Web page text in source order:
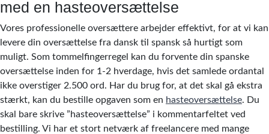
med en hasteoversættelse
Vores professionelle oversættere arbejder effektivt, for at vi kan
levere din oversættelse fra dansk til spansk så hurtigt som
muligt. Som tommelfingerregel kan du forvente din spanske
oversættelse inden for 1-2 hverdage, hvis det samlede ordantal
ikke overstiger 2.500 ord. Har du brug for, at det skal gå ekstra
stærkt, kan du bestille opgaven som en hasteoversættelse. Du
skal bare skrive ”hasteoversættelse” i kommentarfeltet ved
bestilling. Vi har et stort netværk af freelancere med mange